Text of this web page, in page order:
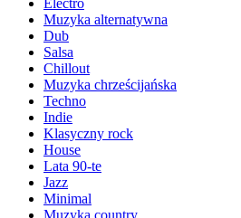
Electro
Muzyka alternatywna
Dub
Salsa
Chillout
Muzyka chrześcijańska
Techno
Indie
Klasyczny rock
House
Lata 90-te
Jazz
Minimal